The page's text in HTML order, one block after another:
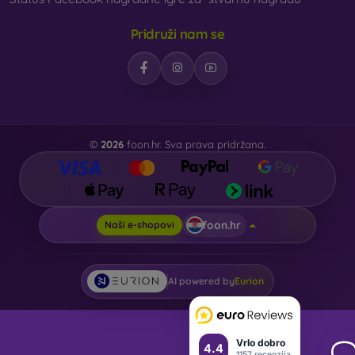
4.4 Vrlo dobro
Pridruži nam se
© 2026 foon.hr. Sva prava pridržana.
Naši e-shopovi foon.hr
AI powered byEurion